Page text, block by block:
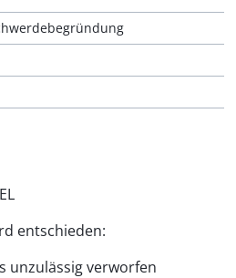
entschieden:
unzulässig verworfen